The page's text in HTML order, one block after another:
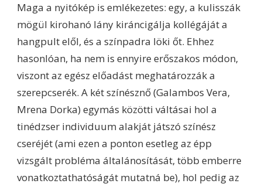
Maga a nyitókép is emlékezetes: egy, a kulisszák
mögül kirohanó lány kiráncigálja kollégáját a
hangpult elől, és a színpadra löki őt. Ehhez
hasonlóan, ha nem is ennyire erőszakos módon,
viszont az egész előadást meghatározzák a
szerepcserék. A két színésznő (Galambos Vera,
Mrena Dorka) egymás közötti váltásai hol a
tinédzser individuum alakját játszó színész
cseréjét (ami ezen a ponton esetleg az épp
vizsgált probléma általánosítását, több emberre
vonatkoztathatóságát mutatná be), hol pedig az